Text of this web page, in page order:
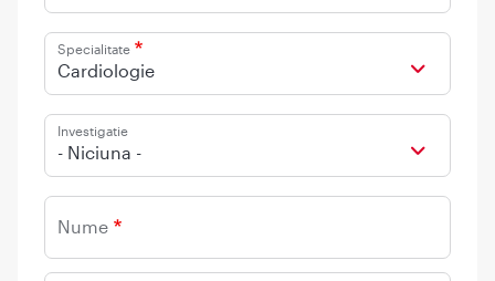
Specialitate
Cardiologie
Investigatie
- Niciuna -
Nume